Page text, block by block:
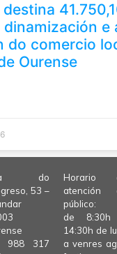
destina
dinamización e
do comercio
Ourense
do
53 –
988 317
Horario
atención
público:
de
14:30h de
a venres